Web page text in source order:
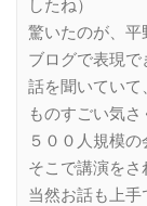
したね）
驚いたのが、平
ブログで表現で
話を聞いてい
ものすごい気さ
５００人規模の
そこで講演をさ
当然お話も上